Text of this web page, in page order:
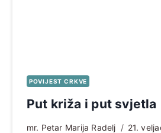
POVIJEST CRKVE
Put križa i put svjetla
mr. Petar Marija Radelj 21.